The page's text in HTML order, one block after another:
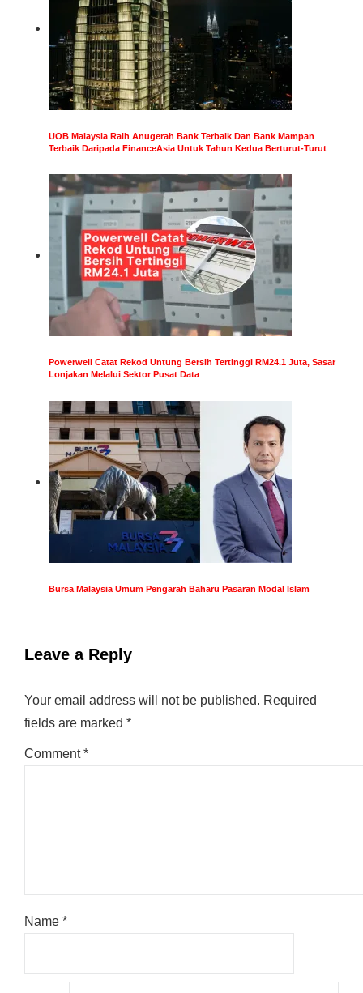
UOB Malaysia Raih Anugerah Bank Terbaik Dan Bank Mampan
Terbaik Daripada FinanceAsia Untuk Tahun Kedua Berturut-Turut
Powerwell Catat Rekod Untung Bersih Tertinggi RM24.1 Juta, Sasar
Lonjakan Melalui Sektor Pusat Data
Bursa Malaysia Umum Pengarah Baharu Pasaran Modal Islam
Leave a Reply
Your email address will not be published. Required
fields are marked *
Comment*
Name *